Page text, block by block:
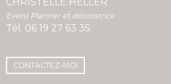
CHRISTELLE HELLER
Event Planner et décoratrice
Tél. 06 19 27 63 35
CONTACTEZ-MOI